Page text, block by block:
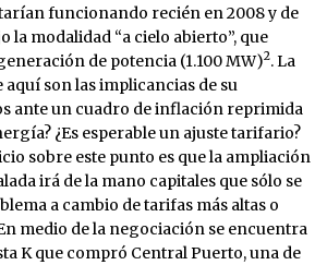
funcionando recién en 2008 y de
la modalidad “a cielo abierto”, que
de potencia (1.100 MW)2. La
aquí son las implicancias de su
ante un cuadro de inflación reprimida
¿Es esperable un ajuste tarifario?
sobre este punto es que la ampliación
irá de la mano capitales que sólo se
a cambio de tarifas más altas o
medio de la negociación se encuentra
K que compró Central Puerto, una de